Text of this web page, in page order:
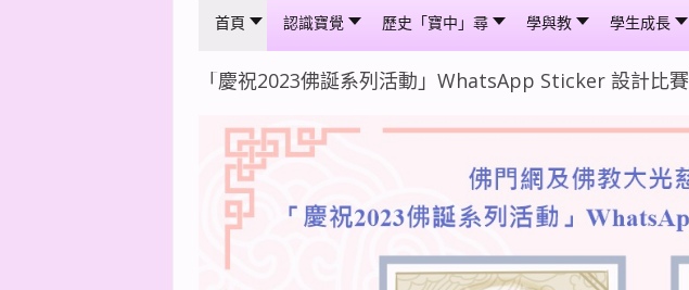
首頁 認識寶覺 歷史「寶中」尋 學與教 學生成長
「慶祝2023佛誕系列活動」WhatsApp Sticker 設計比賽